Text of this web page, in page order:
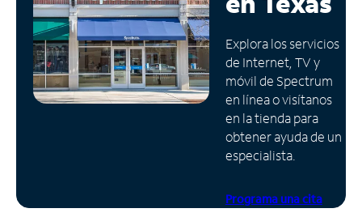
Administrar
cuenta
Encuentra
una
tienda
Explora los servicios
de Internet, TV y
móvil de Spectrum
en línea o visítanos
en la tienda para
obtener ayuda de un
especialista.
Programa una cita